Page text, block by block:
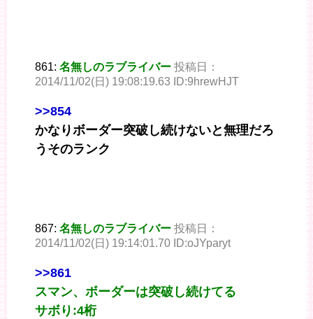
861: 名無しのラブライバー 投稿日：
2014/11/02(日) 19:08:19.63 ID:9hrewHJT
>>854
かなりボーダー突破し続けないと無理だろ
うそのランク
867: 名無しのラブライバー 投稿日：
2014/11/02(日) 19:14:01.70 ID:oJYparyt
>>861
スマン、ボーダーは突破し続けてる
サボり:4桁